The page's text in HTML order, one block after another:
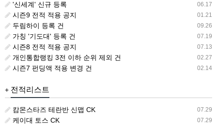
06.17
'신세계' 신규 등록
01.21
시즌9 전적 적용 공지
09.26
두림하이 등록 건
07.19
가칭 '기도대' 등록 건
07.13
시즌8 전적 적용 공지
02.27
개인통합랭킹 3전 이하 순위 제외 건
02.14
시즌7 펀딩액 적용 변경 건
+ 전적리스트
07.29
캄몬스타즈 테란반 신맵 CK
07.29
케이대 토스 CK